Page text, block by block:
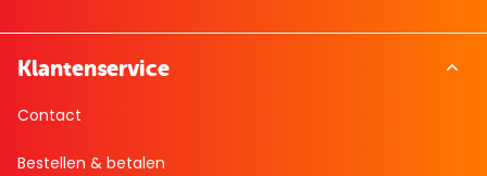
Klantenservice
Contact
Bestellen & betalen